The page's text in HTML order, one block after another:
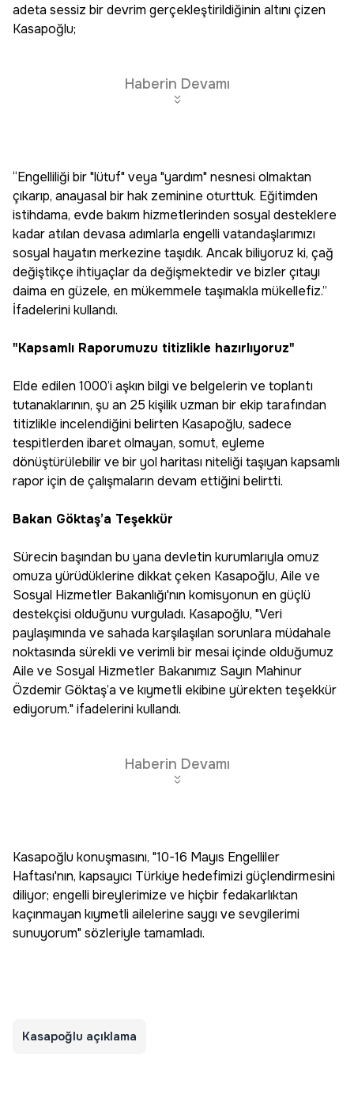
adeta sessiz bir devrim gerçekleştirildiğinin altını çizen
Kasapoğlu;
Haberin Devamı
“Engelliliği bir "lütuf" veya "yardım" nesnesi olmaktan
çıkarıp, anayasal bir hak zeminine oturttuk. Eğitimden
istihdama, evde bakım hizmetlerinden sosyal desteklere
kadar atılan devasa adımlarla engelli vatandaşlarımızı
sosyal hayatın merkezine taşıdık. Ancak biliyoruz ki, çağ
değiştikçe ihtiyaçlar da değişmektedir ve bizler çıtayı
daima en güzele, en mükemmele taşımakla mükellefiz.”
İfadelerini kullandı.
"Kapsamlı Raporumuzu titizlikle hazırlıyoruz"
Elde edilen 1000’i aşkın bilgi ve belgelerin ve toplantı
tutanaklarının, şu an 25 kişilik uzman bir ekip tarafından
titizlikle incelendiğini belirten Kasapoğlu, sadece
tespitlerden ibaret olmayan, somut, eyleme
dönüştürülebilir ve bir yol haritası niteliği taşıyan kapsamlı
rapor için de çalışmaların devam ettiğini belirtti.
Bakan Göktaş’a Teşekkür
Sürecin başından bu yana devletin kurumlarıyla omuz
omuza yürüdüklerine dikkat çeken Kasapoğlu, Aile ve
Sosyal Hizmetler Bakanlığı'nın komisyonun en güçlü
destekçisi olduğunu vurguladı. Kasapoğlu, "Veri
paylaşımında ve sahada karşılaşılan sorunlara müdahale
noktasında sürekli ve verimli bir mesai içinde olduğumuz
Aile ve Sosyal Hizmetler Bakanımız Sayın Mahinur
Özdemir Göktaş’a ve kıymetli ekibine yürekten teşekkür
ediyorum." ifadelerini kullandı.
Haberin Devamı
Kasapoğlu konuşmasını, "10-16 Mayıs Engelliler
Haftası'nın, kapsayıcı Türkiye hedefimizi güçlendirmesini
diliyor; engelli bireylerimize ve hiçbir fedakarlıktan
kaçınmayan kıymetli ailelerine saygı ve sevgilerimi
sunuyorum" sözleriyle tamamladı.
Kasapoğlu açıklama